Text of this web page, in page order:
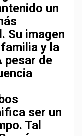
un
Su imagen
y la
pesar de
ser un
Tal